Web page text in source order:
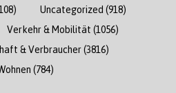
Uncategorized (918)
Verkehr & Mobilität (1056)
& Verbraucher(3816)
(784)